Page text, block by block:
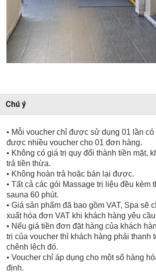
Chú ý
• Mỗi voucher chỉ được sử dụng 01 lần có
được nhiều voucher cho 01 đơn hàng.
• Không có giá trị quy đổi thành tiền mặt,
trả tiền thừa.
• Không hoàn trả hoặc bán lại được.
• Tất cả các gói Massage trị liệu đều kèm
sauna 60 phút.
• Giá sản phẩm đã bao gồm VAT, Spa sẽ
xuất hóa đơn VAT khi khách hàng yêu
• Nếu giá tiền đơn đặt hàng của khách
trị của voucher thì khách hàng phải thanh
chênh lệch đó.
• Voucher chỉ áp dụng cho một số hàng
định.